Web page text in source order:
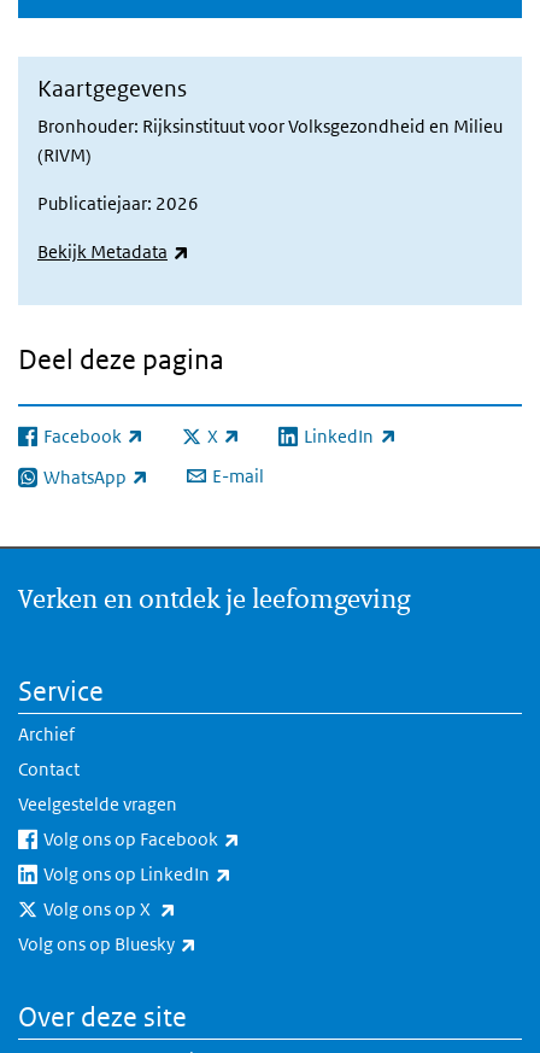
Kaartgegevens
Bronhouder: Rijksinstituut voor Volksgezondheid en Milieu
(RIVM)
Publicatiejaar: 2026
Bekijk Metadata
Deel deze pagina
Facebook
(externe link) X
(externe link) LinkedIn
(externe link)
WhatsApp
(externe link) E-mail
Verken en ontdek je leefomgeving
Service
Archief
Contact
Veelgestelde vragen
Volg ons op Facebook
Volg ons op LinkedIn
Volg ons op X
Volg ons op Bluesky
Over deze site